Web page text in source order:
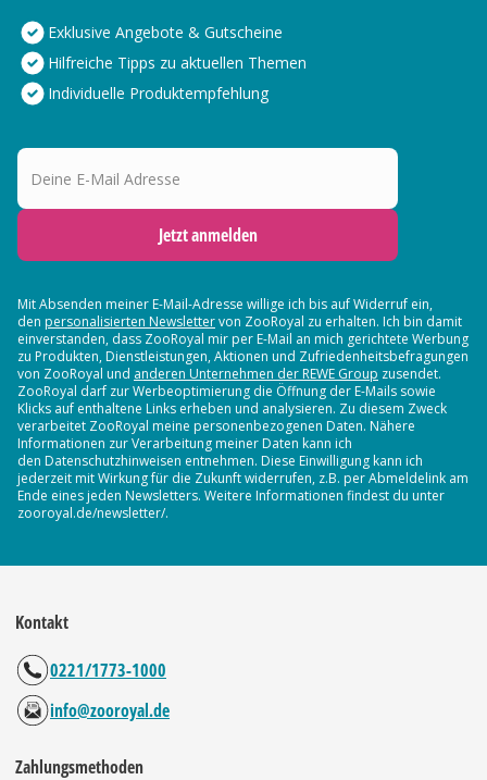
Exklusive Angebote & Gutscheine
Hilfreiche Tipps zu aktuellen Themen
Individuelle Produktempfehlung
Deine E-Mail Adresse
Jetzt anmelden
Mit Absenden meiner E-Mail-Adresse willige ich bis auf Widerruf ein,
den personalisierten Newslettervon ZooRoyal zu erhalten. Ich bin damit
einverstanden, dass ZooRoyal mir per E-Mail an mich gerichtete Werbung
zu Produkten, Dienstleistungen, Aktionen und Zufriedenheitsbefragungen
von ZooRoyal und anderen Unternehmen der REWE Group zusendet.
ZooRoyal darf zur Werbeoptimierung die Öffnung der E-Mails sowie
Klicks auf enthaltene Links erheben und analysieren. Zu diesem Zweck
verarbeitet ZooRoyal meine personenbezogenen Daten. Nähere
Informationen zur Verarbeitung meiner Daten kann ich
den Datenschutzhinweisen entnehmen. Diese Einwilligung kann ich
jederzeit mit Wirkung für die Zukunft widerrufen, z.B. per Abmeldelink am
Ende eines jeden Newsletters. Weitere Informationen findest du unter
zooroyal.de/newsletter/.
Kontakt
0221/1773-1000
info@zooroyal.de
Zahlungsmethoden